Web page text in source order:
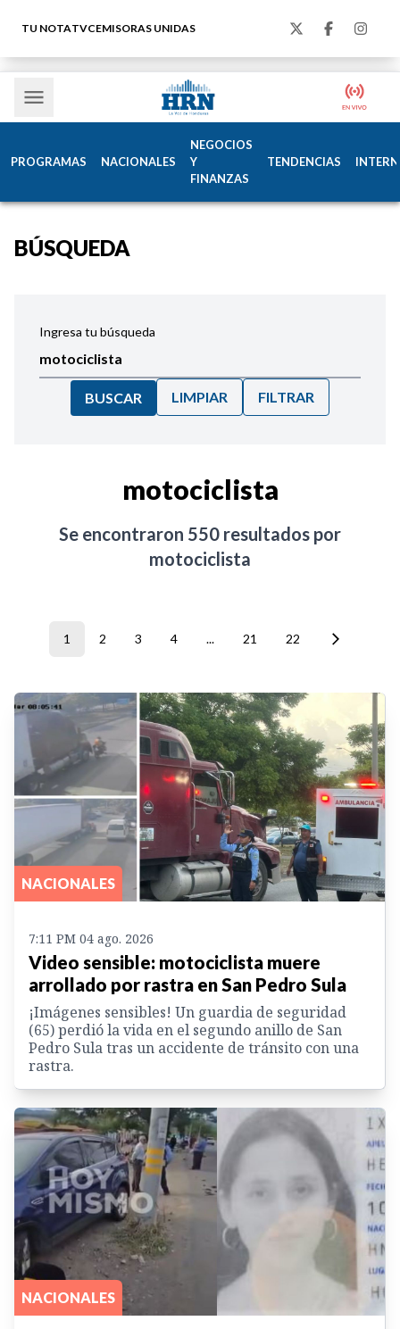
TU NOTATVCEMISORAS UNIDAS
PROGRAMAS NACIONALES
NEGOCIOS
Y
FINANZAS
TENDENCIAS
BÚSQUEDA
Ingresa tu búsqueda
BUSCAR LIMPIAR FILTRAR
motociclista
Se encontraron 550 resultados por
motociclista
1 2 3 4 ... 21 22
NACIONALES
7:11 PM 04 ago. 2026
Video sensible: motociclista muere
arrollado por rastra en San Pedro Sula
¡Imágenes sensibles! Un guardia de seguridad
(65) perdió la vida en el segundo anillo de San
Pedro Sula tras un accidente de tránsito con una
rastra.
NACIONALES